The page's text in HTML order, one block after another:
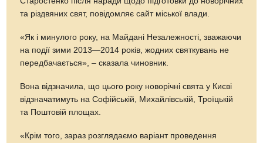
та різдвяних свят, повідомляє сайт міської влади.
«Як і минулого року, на Майдані Незалежності, зважаючи
на події зими 2013—2014 років, жодних святкувань не
передбачається», – сказала чиновник.
Вона відзначила, що цього року новорічні свята у Києві
відзначатимуть на Софійській, Михайлівській, Троїцькій
та Поштовій площах.
«Крім того, зараз розглядаємо варіант проведення